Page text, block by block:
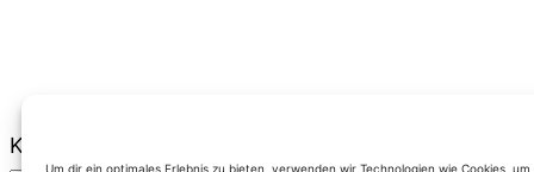
Um dir ein optimales Erlebnis zu bieten, verwenden wir Technologien wie Cookies,
Kategorien